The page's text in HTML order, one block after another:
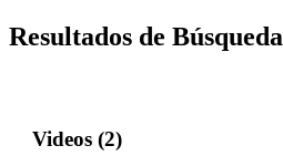
Resultados de Búsqueda
Videos (2)